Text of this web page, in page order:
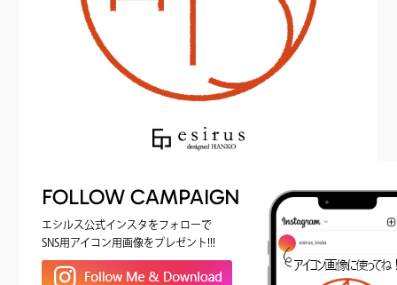
FOLLOW CAMPAIGN
エシルス公式インスタをフォローで
SNS用アイコン用画像をプレゼント!!!